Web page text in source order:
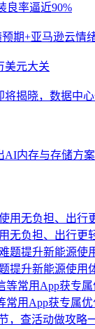
良率逼近90%
期+亚马逊云情
美元大关
揭晓，数据中
AI内存与存储方案
无负担、出行更
提升新能源使用
常用App获专属